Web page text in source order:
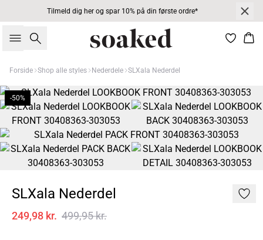
Tilmeld dig her og spar 10% på din første ordre*
Søg
Forside Shop alle styles Nederdele SLXala Nederdel
-50%
SLXala Nederdel
249,98 kr. 499,95 kr.